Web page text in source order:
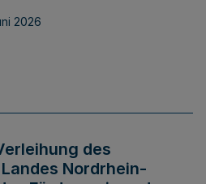
2026
des
Nordrhein-